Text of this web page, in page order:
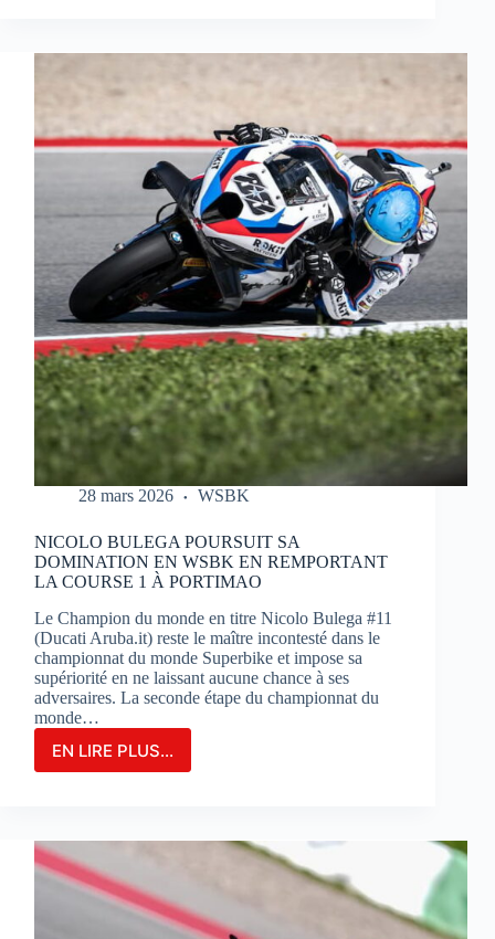
MAGNIFIQUE
EN
SPRINT
AUSTIN
28 mars 2026 WSBK
NICOLO BULEGA POURSUIT SA
DOMINATION EN WSBK EN REMPORTANT
LA COURSE 1 À PORTIMAO
Le Champion du monde en titre Nicolo Bulega #11
(Ducati Aruba.it) reste le maître incontesté dans le
championnat du monde Superbike et impose sa
supériorité en ne laissant aucune chance à ses
adversaires. La seconde étape du championnat du
monde…
EN LIRE PLUS...
NICOLO
DOMINATION
WSBK
EN
REMPORTANT